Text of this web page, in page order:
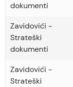
dokumenti
Zavidovići -
Strateški
dokumenti
Zavidovići -
Strateški